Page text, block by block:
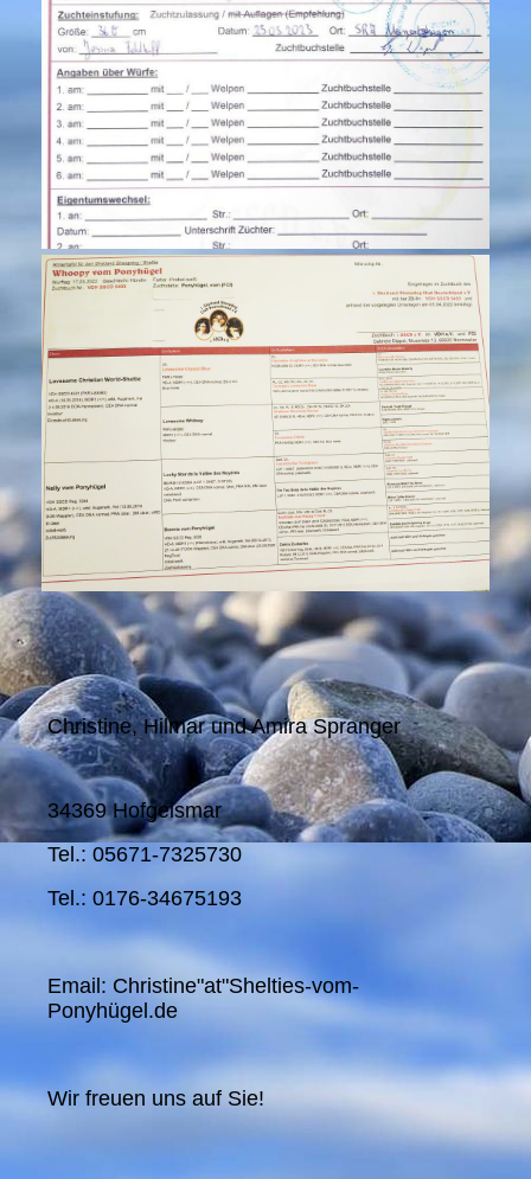
Christine, Hilmar und Amira Spranger
34369 Hofgeismar
Tel.: 05671-7325730
Tel.: 0176-34675193
Email: Christine"at"Shelties-vom-
Ponyhügel.de
Wir freuen uns auf Sie!